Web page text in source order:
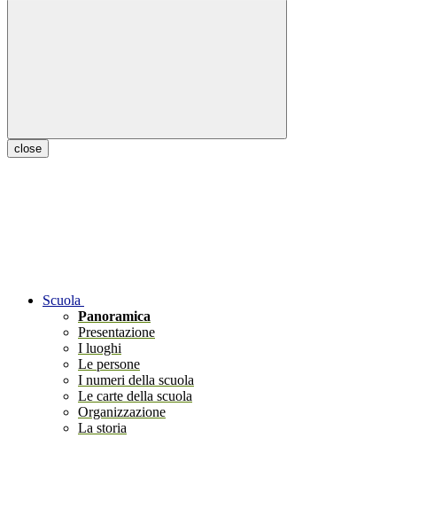
close
Scuola
Panoramica
Presentazione
I luoghi
Le persone
I numeri della scuola
Le carte della scuola
Organizzazione
La storia